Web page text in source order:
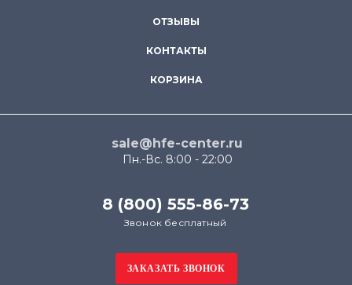
ОТЗЫВЫ
КОНТАКТЫ
КОРЗИНА
sale@hfe-center.ru
Пн.-Вс. 8:00 - 22:00
8 (800) 555-86-73
Звонок бесплатный